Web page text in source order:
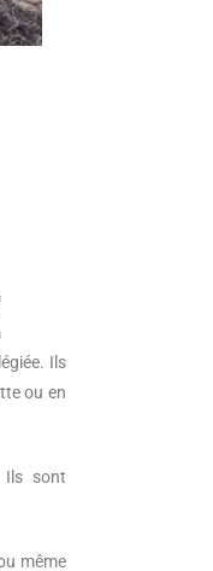
Ils
ou en
Ils sont
même